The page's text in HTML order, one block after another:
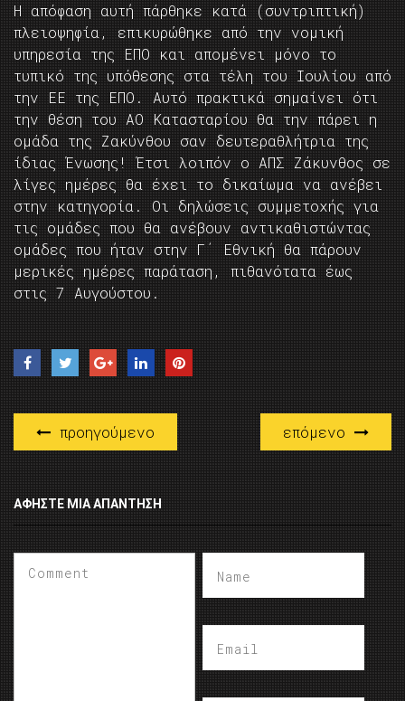
Η απόφαση αυτή πάρθηκε κατά (συντριπτική)
πλειοψηφία, επικυρώθηκε από την νομική
υπηρεσία της ΕΠΟ και απομένει μόνο το
τυπικό της υπόθεσης στα τέλη του Ιουλίου από
την ΕΕ της ΕΠΟ. Αυτό πρακτικά σημαίνει ότι
την θέση του ΑΟ Κατασταρίου θα την πάρει η
ομάδα της Ζακύνθου σαν δευτεραθλήτρια της
ίδιας Ένωσης! Έτσι λοιπόν ο ΑΠΣ Ζάκυνθος σε
λίγες ημέρες θα έχει το δικαίωμα να ανέβει
στην κατηγορία. Οι δηλώσεις συμμετοχής για
τις ομάδες που θα ανέβουν αντικαθιστώντας
ομάδες που ήταν στην Γ΄ Εθνική θα πάρουν
μερικές ημέρες παράταση, πιθανότατα έως
στις 7 Αυγούστου.
προηγούμενο επόμενο
ΑΦΉΣΤΕ ΜΙΑ ΑΠΆΝΤΗΣΗ